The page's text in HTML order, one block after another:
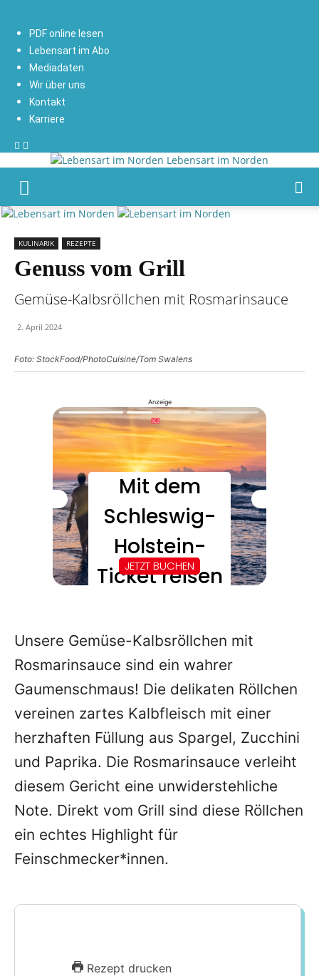
PDF online lesen
Lebensart im Abo
Mediadaten
Wir über uns
Kontakt
Karriere
Lebensart im Norden
KULINARIK REZEPTE
Genuss vom Grill
Gemüse-Kalbsröllchen mit Rosmarinsauce
2. April 2024
Foto: StockFood/PhotoCuisine/Tom Swalens
Anzeige
Unsere Gemüse-Kalbsröllchen mit
Rosmarinsauce sind ein wahrer
Gaumenschmaus! Die delikaten Röllchen
vereinen zartes Kalbfleisch mit einer
herzhaften Füllung aus Spargel, Zucchini
und Paprika. Die Rosmarinsauce verleiht
diesem Gericht eine unwiderstehliche
Note. Direkt vom Grill sind diese Röllchen
ein echtes Highlight für
Feinschmecker*innen.
Rezept drucken